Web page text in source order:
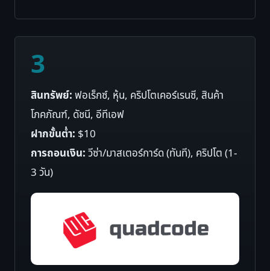
3
สินทรัพย์:ฟอเร็กซ์, หุ้น, คริปโตเคอร์เรนซี, สินค้า
โภคภัณฑ์, ดัชนี, อีทีเอฟ
ฝากขั้นต่ำ: $10
การถอนเงิน:วีซ่า/มาสเตอร์การ์ด (ทันที), คริปโต (1-
3 วัน)